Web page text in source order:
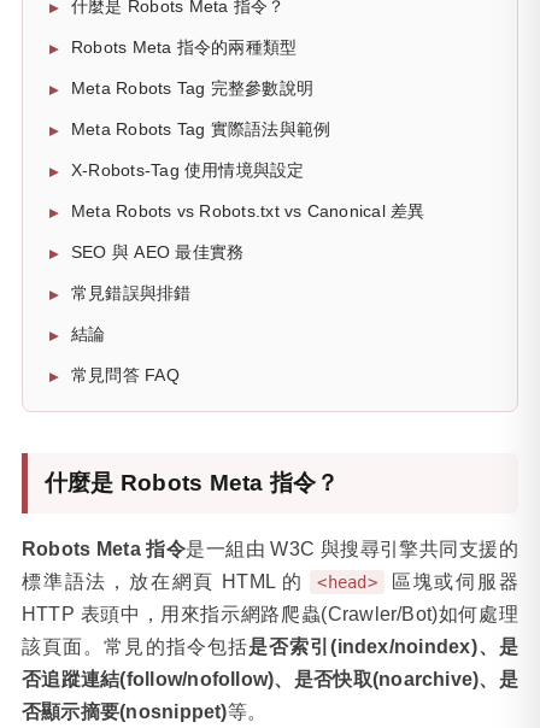
什麼是 Robots Meta 指令？
Robots Meta 指令的兩種類型
Meta Robots Tag 完整參數說明
Meta Robots Tag 實際語法與範例
X-Robots-Tag 使用情境與設定
Meta Robots vs Robots.txt vs Canonical 差異
SEO 與 AEO 最佳實務
常見錯誤與排錯
結論
常見問答 FAQ
什麼是 Robots Meta 指令？
Robots Meta 指令是一組由 W3C 與搜尋引擎共同支援的
標準語法，放在網頁 HTML 的
<head>
區塊或伺服器
HTTP 表頭中，用來指示網路爬蟲(Crawler/Bot)如何處理
該頁面。常見的指令包括是否索引(index/noindex)、是
否追蹤連結(follow/nofollow)、是否快取(noarchive)、是
否顯示摘要(nosnippet)等。